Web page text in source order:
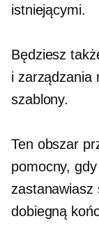
istniejącymi.
Będziesz
i zarządzania
szablony.
Ten obszar
pomocny,
zastanawiasz
dobiegną